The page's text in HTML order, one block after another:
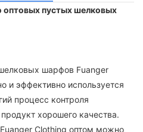
пустых шелковых
шарфов Fuanger
и эффективно используется
процесс контроля
хорошего качества.
Clothing оптом можно